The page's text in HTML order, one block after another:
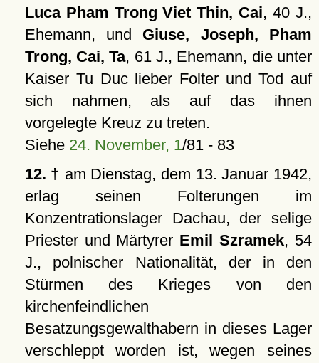
Luca Pham Trong Viet Thin, Cai, 40 J.,
Ehemann, und Giuse, Joseph, Pham
Trong, Cai, Ta, 61 J., Ehemann, die unter
Kaiser Tu Duc lieber Folter und Tod auf
sich nahmen, als auf das ihnen
vorgelegte Kreuz zu treten.
Siehe 24. November, 1/81 - 83
12. † am Dienstag, dem 13. Januar 1942,
erlag seinen Folterungen im
Konzentrationslager Dachau, der selige
Priester und Märtyrer Emil Szramek, 54
J., polnischer Nationalität, der in den
Stürmen des Krieges von den
kirchenfeindlichen
Besatzungsgewalthabern in dieses Lager
verschleppt worden ist, wegen seines